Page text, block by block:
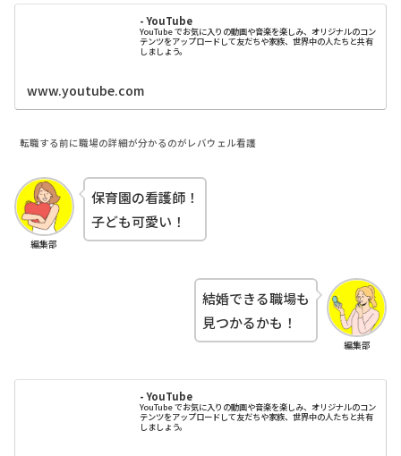
- YouTube
YouTube でお気に入りの動画や音楽を楽しみ、オリジナルのコン
テンツをアップロードして友だちや家族、世界中の人たちと共有
しましょう。
www.youtube.com
転職する前に職場の詳細が分かるのがレバウェル看護
編集部
保育園の看護師！
子ども可愛い！
編集部
結婚できる職場も
見つかるかも！
- YouTube
YouTube でお気に入りの動画や音楽を楽しみ、オリジナルのコン
テンツをアップロードして友だちや家族、世界中の人たちと共有
しましょう。